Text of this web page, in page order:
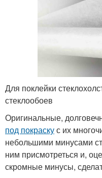
Для поклейки
стеклообоев
Оригинальные,
под покраскус их
небольшими минусами
ним присмотреться и,
скромные минусы,